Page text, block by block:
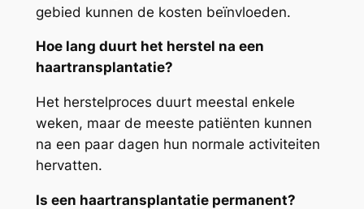
gebied kunnen de kosten beïnvloeden.
Hoe lang duurt het herstel na een
haartransplantatie?
Het herstelproces duurt meestal enkele
weken, maar de meeste patiënten kunnen
na een paar dagen hun normale activiteiten
hervatten.
Is een haartransplantatie permanent?